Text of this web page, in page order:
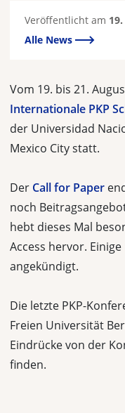
Veröffentlicht am
Alle News
Vom 19. bis 21.
Internationale PKP
der Universidad
Mexico City statt.
Der Call for Paper
noch
hebt dieses Mal
Access hervor.
angekündigt.
Die letzte PKP-
Freien Universität
Eindrücke von der
finden.